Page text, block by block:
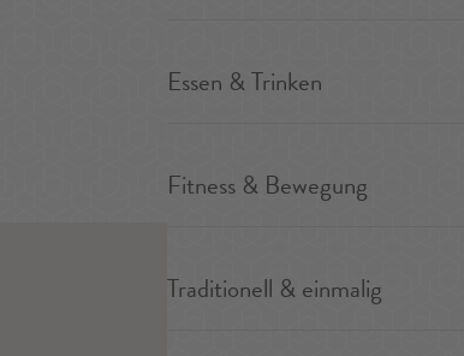
Essen & Trinken
Fitness & Bewegung
Traditionell & einmalig